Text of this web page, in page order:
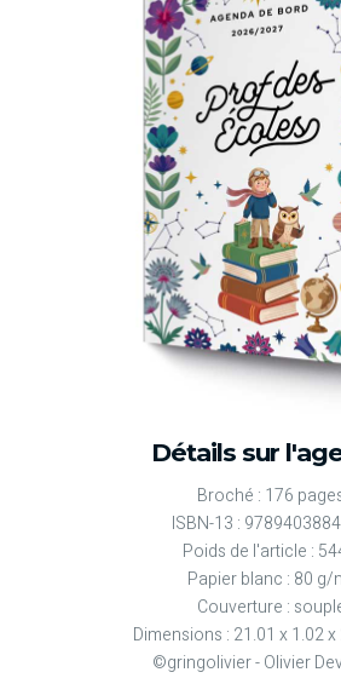
Détails sur
Broché : 176
ISBN-13 :
Poids de l'article :
Papier blanc : 80 g/
Couverture :
Dimensions : 21.01 x 1.02
©gringolivier - Olivier